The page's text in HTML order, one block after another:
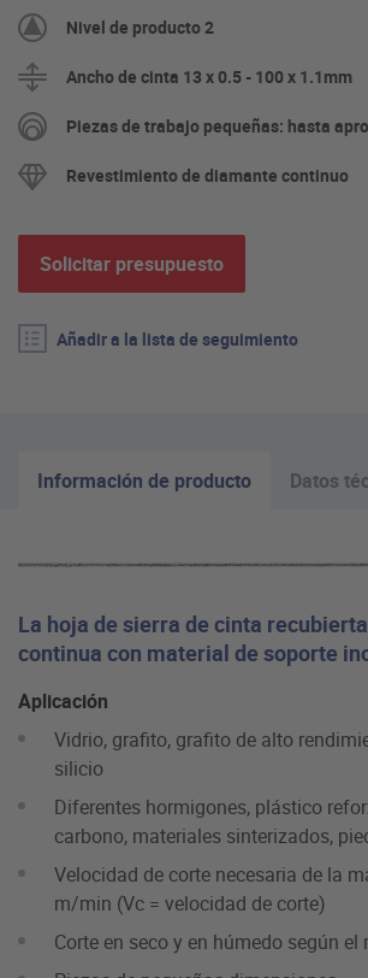
Nivel de producto 2
Ancho de cinta 13 x 0.5 - 100 x 1.1mm
Piezas de trabajo pequeñas: hasta
Revestimiento de diamante continuo
Solicitar presupuesto
Añadir a la lista de seguimiento
Información de producto Datos
La hoja de sierra de cinta
continua con material de soporte
Aplicación
Vidrio, grafito, grafito de alto
silicio
Diferentes hormigones, plástico
carbono, materiales sinterizados,
Velocidad de corte necesaria de la
m/min (Vc = velocidad de corte)
Corte en seco y en húmedo según